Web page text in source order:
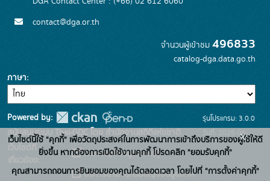
contact@dga.or.th
จำนวนผู้เข้าชม 496833
catalog-dga.data.go.th
ภาษา
Powered by:
สนับสนุนระบบ Thai-GDC โดย สำนักงานสถิติแห่งชาติ
เว็บไซต์ที่
เกี่ยวข้อง:
ระบบบัญชีข้อมูลภาครัฐ
บริการนามานุกรมบัญชีข้อมูลภาค
รุ่นโปรแกรม: 3.0.0
วันที่: 2025-06-
26
เว็บไซต์นี้ใช้ "คุกกี้" เพื่อวัตถุประสงค์ในการพัฒนาการเข้าถึงบริการของผู้ใช้ให้ดี
ยิ่งขึ้น หากต้องการเปิดใช้งานคุกกี้ โปรดคลิก "ยอมรับคุกกี้"
คุณสามารถถอนการยินยอมของคุณได้ตลอดเวลา โดยไปที่ "การตั้งค่าคุกกี้"
x